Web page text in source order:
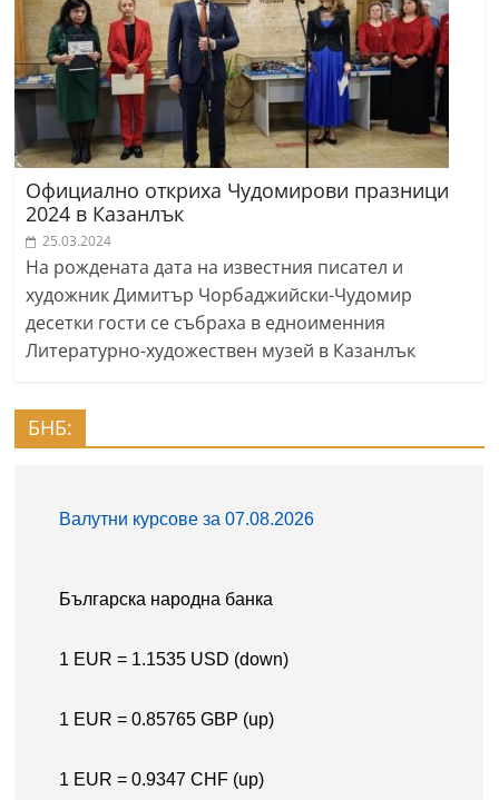
Официално откриха Чудомирови празници
2024 в Казанлък
25.03.2024
На рождената дата на известния писател и
художник Димитър Чорбаджийски-Чудомир
десетки гости се събраха в едноименния
Литературно-художествен музей в Казанлък
БНБ: